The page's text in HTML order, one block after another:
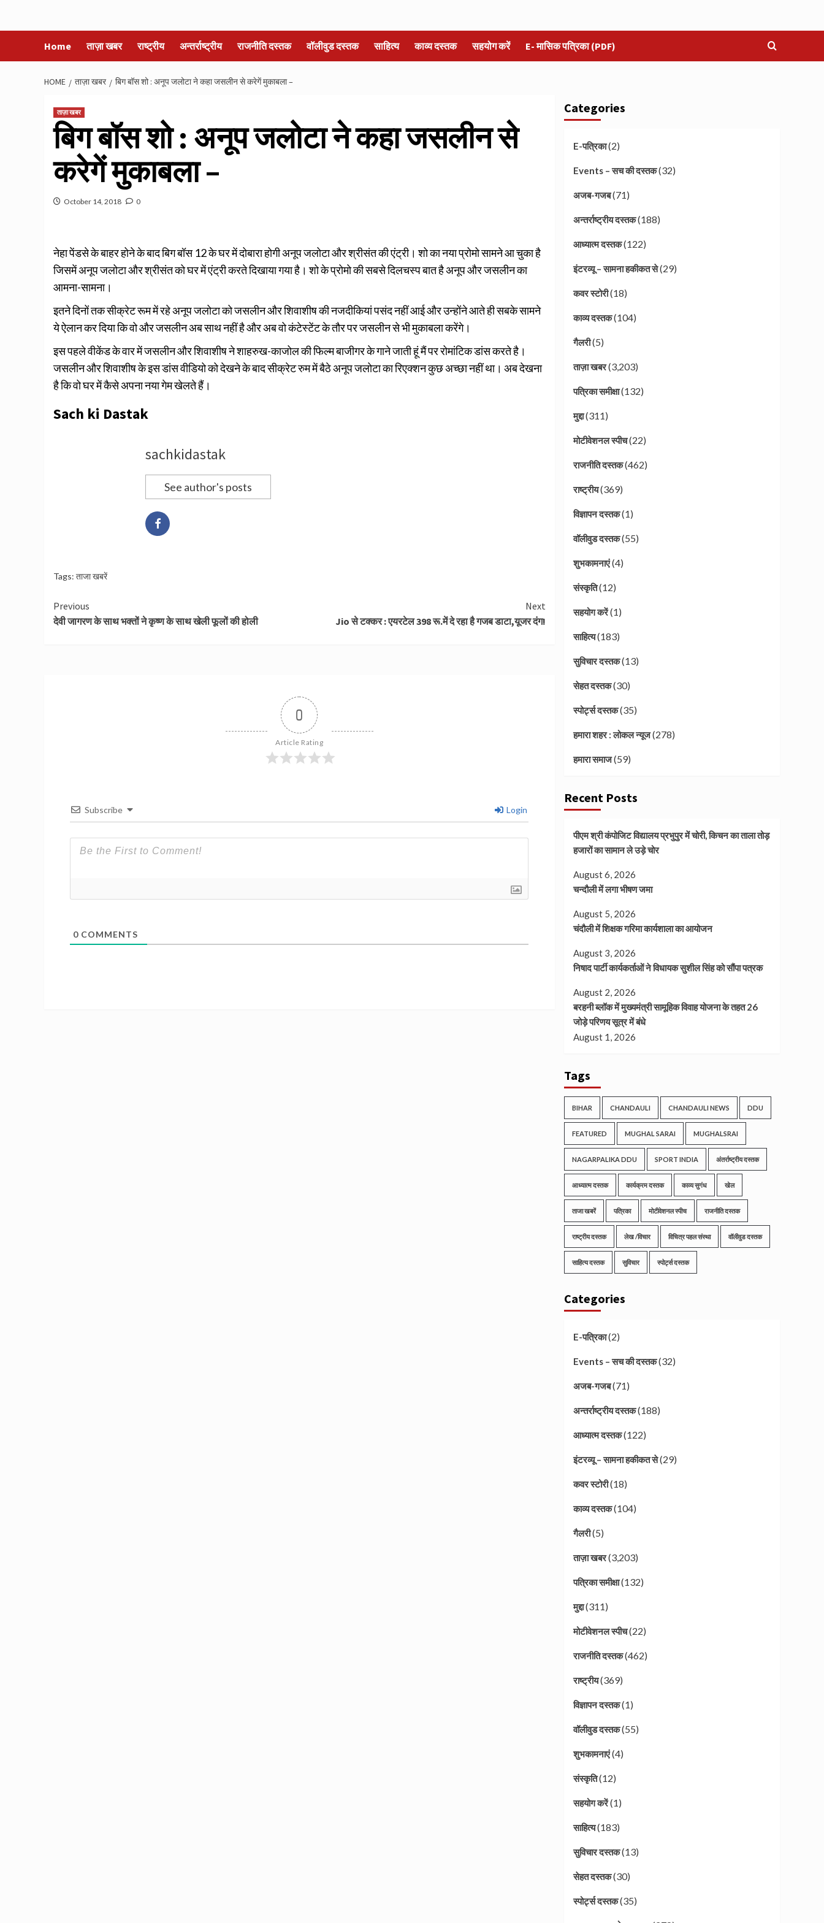
Home ताज़ा खबर राष्ट्रीय अन्तर्राष्ट्रीय राजनीति दस्तक वॉलीवुड दस्तक साहित्य काव्य दस्तक सहयोग करें E- मासिक पत्रिका (PDF)
HOME ताज़ा खबर बिग बॉस शो : अनूप जलोटा ने कहा जसलीन से करेगें मुकाबला –
ताज़ा खबर
बिग बॉस शो : अनूप जलोटा ने कहा जसलीन से
करेगें मुकाबला –
October 14, 2018 0
नेहा पेंडसे के बाहर होने के बाद बिग बॉस 12 के घर में दोबारा होगी अनूप जलोटा और श्रीसंत की एंट्री। शो का नया प्रोमो सामने आ चुका है
जिसमें अनूप जलोटा और श्रीसंत को घर में एंट्री करते दिखाया गया है। शो के प्रोमो की सबसे दिलचस्प बात है अनूप और जसलीन का
आमना-सामना।
इतने दिनों तक सीक्रेट रूम में रहे अनूप जलोटा को जसलीन और शिवाशीष की नजदीकियां पसंद नहीं आई और उन्होंने आते ही सबके सामने
ये ऐलान कर दिया कि वो और जसलीन अब साथ नहीं है और अब वो कंटेस्टेंट के तौर पर जसलीन से भी मुकाबला करेंगे।
इस पहले वीकेंड के वार में जसलीन और शिवाशीष ने शाहरुख-काजोल की फिल्म बाजीगर के गाने जाती हूं मैं पर रोमांटिक डांस करते है।
जसलीन और शिवाशीष के इस डांस वीडियो को देखने के बाद सीक्रेट रुम में बैठे अनूप जलोटा का रिएक्शन कुछ अच्छा नहीं था। अब देखना
है कि वो घर में कैसे अपना नया गेम खेलते हैं।
Sach ki Dastak
sachkidastak
See author's posts
Tags: ताजा खबरें
Continue
Reading
Previous
देवी जागरण के साथ भक्तों ने कृष्ण के साथ खेली फूलों की होली
Next
Jio से टक्कर : एयरटेल 398 रू.में दे रहा है गजब डाटा,यूजर दंग!
0
Article Rating
Subscribe Login
0 COMMENTS
Categories
E-पत्रिका(2)
Events – सच की दस्तक(32)
अजब-गजब(71)
अन्तर्राष्ट्रीय दस्तक(188)
आध्यात्म दस्तक(122)
इंटरव्यू – सामना हकीकत से(29)
कवर स्टोरी(18)
काव्य दस्तक(104)
गैलरी(5)
ताज़ा खबर(3,203)
पत्रिका समीक्षा(132)
मुद्दा(311)
मोटीवेशनल स्पीच(22)
राजनीति दस्तक(462)
राष्ट्रीय(369)
विज्ञापन दस्तक(1)
वॉलीवुड दस्तक(55)
शुभकामनाएं(4)
संस्कृति(12)
सहयोग करें(1)
साहित्य(183)
सुविचार दस्तक(13)
सेहत दस्तक(30)
स्पोर्ट्स दस्तक(35)
हमारा शहर : लोकल न्यूज(278)
हमारा समाज(59)
Recent Posts
पीएम श्री कंपोजिट विद्यालय प्रभुपुर में चोरी, किचन का ताला तोड़
हजारों का सामान ले उड़े चोर
August 6, 2026
चन्दौली में लगा भीषण जमा
August 5, 2026
चंदौली में शिक्षक गरिमा कार्यशाला का आयोजन
August 3, 2026
निषाद पार्टी कार्यकर्ताओं ने विधायक सुशील सिंह को सौंपा पत्रक
August 2, 2026
बरहनी ब्लॉक में मुख्यमंत्री सामूहिक विवाह योजना के तहत 26
जोड़े परिणय सूत्र में बंधे
August 1, 2026
Tags
BIHAR CHANDAULI CHANDAULI NEWS DDU
FEATURED MUGHAL SARAI MUGHALSRAI
NAGARPALIKA DDU SPORT INDIA अंतर्राष्ट्रीय दस्तक
आध्यात्म दस्तक कार्यक्रम दस्तक काव्य सुगंध खेल
ताजा खबरें पत्रिका मोटीवेशनल स्पीच राजनीति दस्तक
राष्ट्रीय दस्तक लेख /विचार विचित्र पहल संस्था वॉलीवुड दस्तक
साहित्य दस्तक सुविचार स्पोर्ट्स दस्तक
Categories
E-पत्रिका(2)
Events – सच की दस्तक(32)
अजब-गजब(71)
अन्तर्राष्ट्रीय दस्तक(188)
आध्यात्म दस्तक(122)
इंटरव्यू – सामना हकीकत से(29)
कवर स्टोरी(18)
काव्य दस्तक(104)
गैलरी(5)
ताज़ा खबर(3,203)
पत्रिका समीक्षा(132)
मुद्दा(311)
मोटीवेशनल स्पीच(22)
राजनीति दस्तक(462)
राष्ट्रीय(369)
विज्ञापन दस्तक(1)
वॉलीवुड दस्तक(55)
शुभकामनाएं(4)
संस्कृति(12)
सहयोग करें(1)
साहित्य(183)
सुविचार दस्तक(13)
सेहत दस्तक(30)
स्पोर्ट्स दस्तक(35)